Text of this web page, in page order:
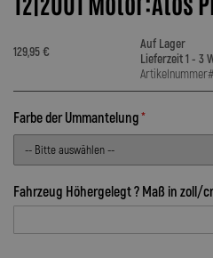
129,95 €
Auf Lager
Lieferzeit 1 - 3
Farbe der Ummantelung
Fahrzeug Höhergelegt ? Maß in zoll/